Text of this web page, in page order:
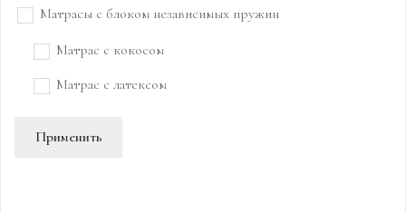
Матрасы с блоком независимых пружин
Матрас с кокосом
Матрас с латексом
Применить